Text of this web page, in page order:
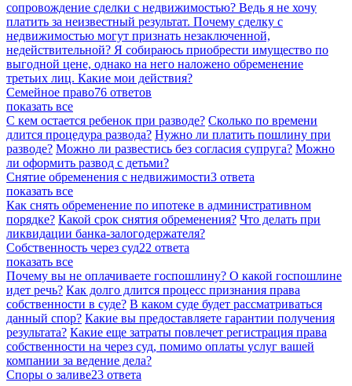
сопровождение сделки с недвижимостью? Ведь я не хочу
платить за неизвестный результат. Почему сделку с
недвижимостью могут признать незаключенной,
недействительной? Я собираюсь приобрести имущество по
выгодной цене, однако на него наложено обременение
третьих лиц. Какие мои действия?
Семейное право76 ответов
показать все
С кем остается ребенок при разводе? Сколько по времени
длится процедура развода? Нужно ли платить пошлину при
разводе? Можно ли развестись без согласия супруга? Можно
ли оформить развод с детьми?
Снятие обременения с недвижимости3 ответа
показать все
Как снять обременение по ипотеке в административном
порядке? Какой срок снятия обременения? Что делать при
ликвидации банка-залогодержателя?
Собственность через суд22 ответа
показать все
Почему вы не оплачиваете госпошлину? О какой госпошлине
идет речь? Как долго длится процесс признания права
собственности в суде? В каком суде будет рассматриваться
данный спор? Какие вы предоставляете гарантии получения
результата? Какие еще затраты повлечет регистрация права
собственности на через суд, помимо оплаты услуг вашей
компании за ведение дела?
Споры о заливе23 ответа